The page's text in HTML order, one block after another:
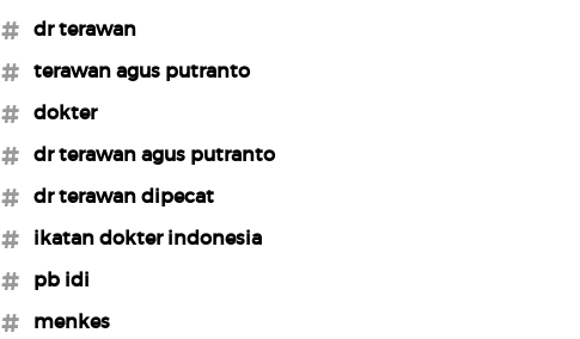
#dr terawan
#terawan agus putranto
#dokter
#dr terawan agus putranto
#dr terawan dipecat
#ikatan dokter indonesia
#pb idi
#menkes